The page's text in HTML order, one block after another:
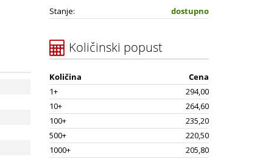
Stanje: dostupno
Količinski popust
Količina
Cena
1+
294,00
10+
264,60
100+
235,20
500+
220,50
1000+
205,80